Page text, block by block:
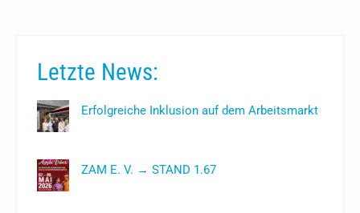
Letzte News:
Erfolgreiche Inklusion auf dem Arbeitsmarkt
ZAM E. V. → STAND 1.67